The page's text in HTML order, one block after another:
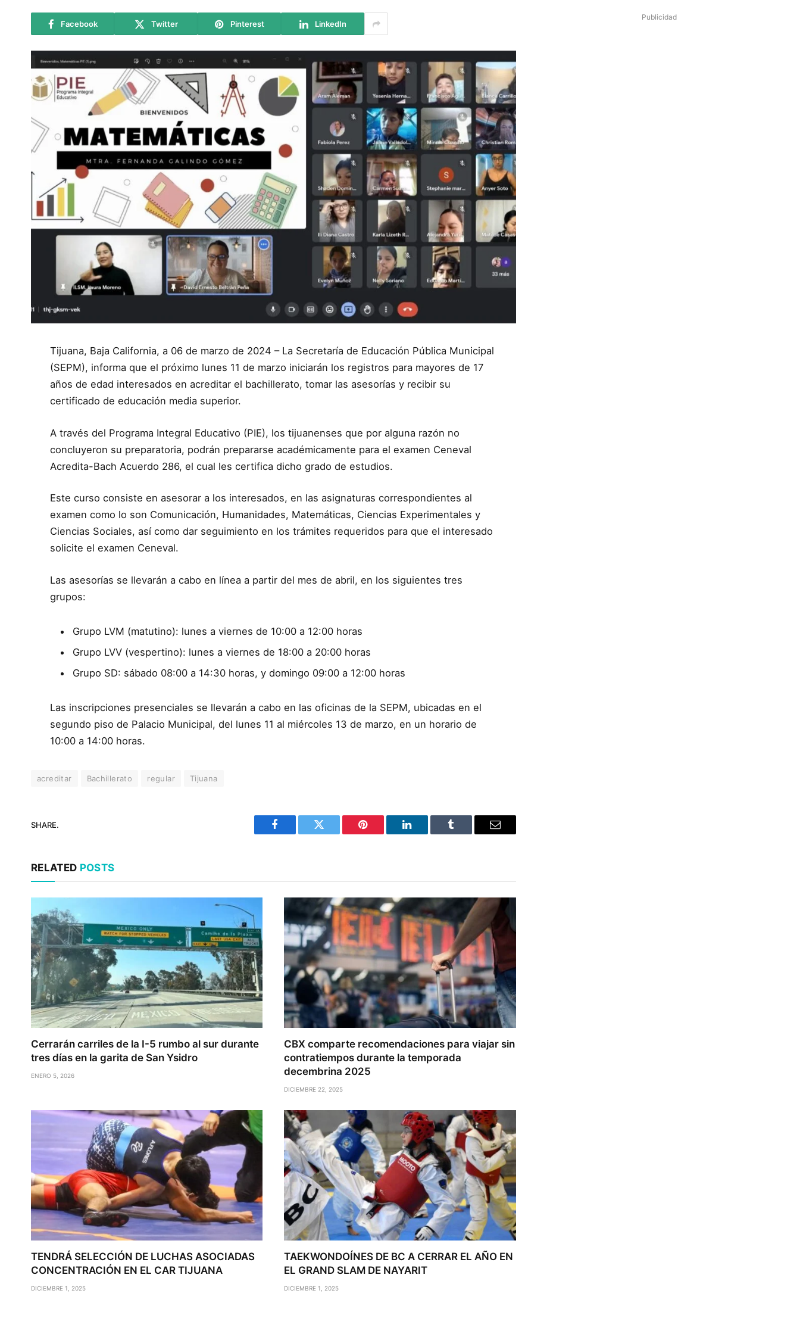
Facebook Twitter Pinterest LinkedIn
Tijuana, Baja California, a 06 de marzo de 2024 – La Secretaría de Educación Pública Municipal
(SEPM), informa que el próximo lunes 11 de marzo iniciarán los registros para mayores de 17
años de edad interesados en acreditar el bachillerato, tomar las asesorías y recibir su
certificado de educación media superior.
A través del Programa Integral Educativo (PIE), los tijuanenses que por alguna razón no
concluyeron su preparatoria, podrán prepararse académicamente para el examen Ceneval
Acredita-Bach Acuerdo 286, el cual les certifica dicho grado de estudios.
Este curso consiste en asesorar a los interesados, en las asignaturas correspondientes al
examen como lo son Comunicación, Humanidades, Matemáticas, Ciencias Experimentales y
Ciencias Sociales, así como dar seguimiento en los trámites requeridos para que el interesado
solicite el examen Ceneval.
Las asesorías se llevarán a cabo en línea a partir del mes de abril, en los siguientes tres
grupos:
Grupo LVM (matutino): lunes a viernes de 10:00 a 12:00 horas
Grupo LVV (vespertino): lunes a viernes de 18:00 a 20:00 horas
Grupo SD: sábado 08:00 a 14:30 horas, y domingo 09:00 a 12:00 horas
Las inscripciones presenciales se llevarán a cabo en las oficinas de la SEPM, ubicadas en el
segundo piso de Palacio Municipal, del lunes 11 al miércoles 13 de marzo, en un horario de
10:00 a 14:00 horas.
acreditar Bachillerato regular Tijuana
SHARE.
Facebook Twitter Pinterest LinkedIn Tumblr Email
RELATED POSTS
Cerrarán carriles de la I-5 rumbo al sur durante
tres días en la garita de San Ysidro
ENERO 5, 2026
CBX comparte recomendaciones para viajar sin
contratiempos durante la temporada
decembrina 2025
DICIEMBRE 22, 2025
TENDRÁ SELECCIÓN DE LUCHAS ASOCIADAS
CONCENTRACIÓN EN EL CAR TIJUANA
DICIEMBRE 1, 2025
TAEKWONDOÍNES DE BC A CERRAR EL AÑO EN
EL GRAND SLAM DE NAYARIT
DICIEMBRE 1, 2025
Publicidad